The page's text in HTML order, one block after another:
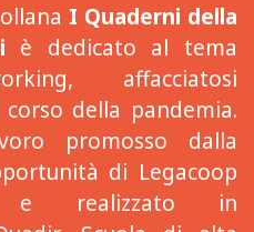
I Quaderni della
è dedicato al tema
affacciatosi
della pandemia.
promosso dalla
di Legacoop
e realizzato in